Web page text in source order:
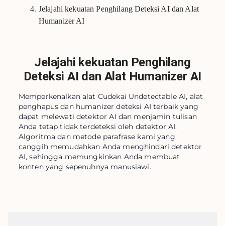
Jelajahi kekuatan Penghilang Deteksi AI dan Alat
Humanizer AI
Jelajahi kekuatan Penghilang
Deteksi AI dan Alat Humanizer AI
Memperkenalkan alat Cudekai Undetectable AI, alat
penghapus dan humanizer deteksi AI terbaik yang
dapat melewati detektor AI dan menjamin tulisan
Anda tetap tidak terdeteksi oleh detektor AI.
Algoritma dan metode parafrase kami yang
canggih memudahkan Anda menghindari detektor
AI, sehingga memungkinkan Anda membuat
konten yang sepenuhnya manusiawi.